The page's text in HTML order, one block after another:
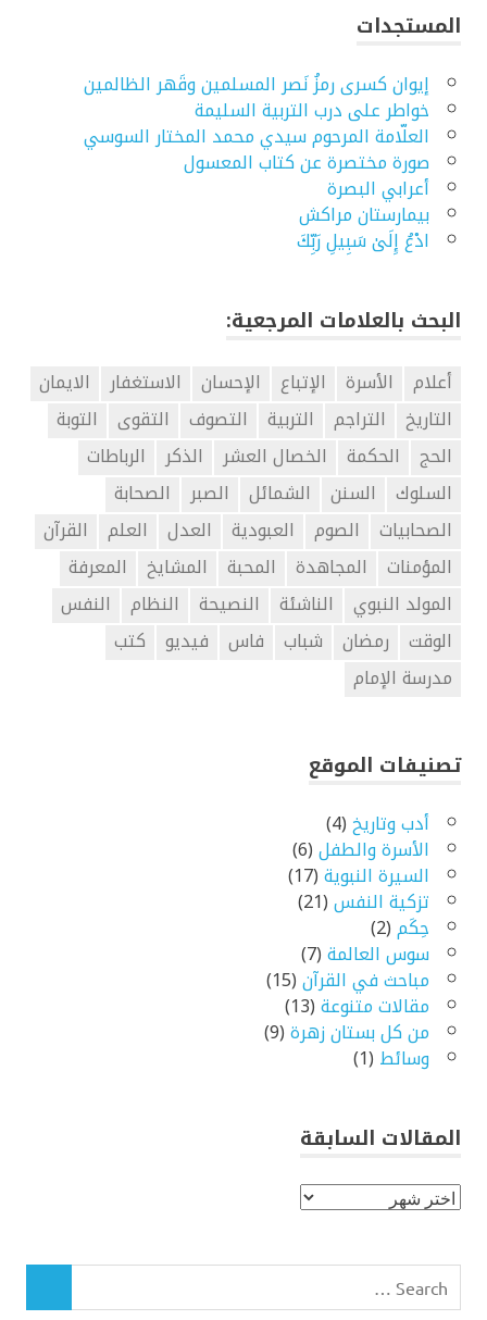
المستجدات
إيوان كسرى رمزُ نَصر المسلمين وقَهر الظالمين
خواطر على درب التربية السليمة
العلّامة المرحوم سيدي محمد المختار السوسي
صورة مختصرة عن كتاب المعسول
أعرابي البصرة
بيمارستان مراكش
ادْعُ إِلَىٰ سَبِيلِ رَبِّكَ
البحث بالعلامات المرجعية:
أعلام الأسرة الإتباع الإحسان الاستغفار
الايمان
التاريخ
التراجم التربية التصوف التقوى
التوبة
الحج
الحكمة الخصال العشر الذكر
الرباطات
السلوك
السنن الشمائل الصبر
الصحابة
الصحابيات
الصوم العبودية العدل العلم
القرآن
المؤمنات
المجاهدة المحبة المشايخ
المعرفة
المولد النبوي
الناشئة النصيحة النظام
النفس
الوقت
رمضان شباب فاس فيديو
كتب
مدرسة الإمام
تصنيفات الموقع
أدب وتاريخ(4)
الأسرة والطفل(6)
السيرة النبوية(17)
تزكية النفس(21)
حِكَم(2)
سوس العالمة(7)
مباحث في القرآن(15)
مقالات متنوعة(13)
من كل بستان زهرة(9)
وسائط (1)
المقالات السابقة
المقالات
السابقة
Search
for: